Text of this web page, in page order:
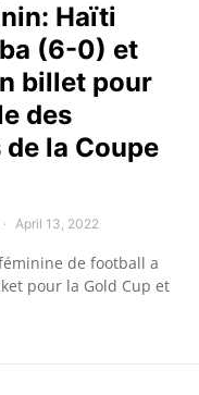
Haïti
(6-0) et
billet pour
des
la Coupe
April 13, 2022
de football a
pour la Gold Cup et